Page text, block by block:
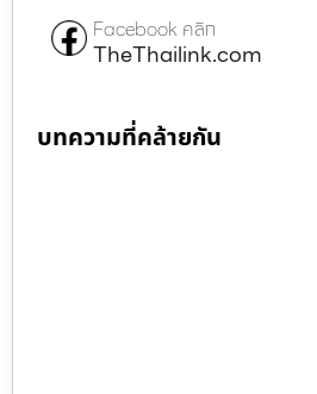
Facebook คลิก
TheThailink.com
บทความที่คล้ายกัน